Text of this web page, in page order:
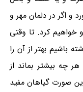
و اگر در دلمان مهر و
کرد. تا وقتی
باشیم بهتر از آن را
چه بیشتر بماند از
صورت گیاهان مفید